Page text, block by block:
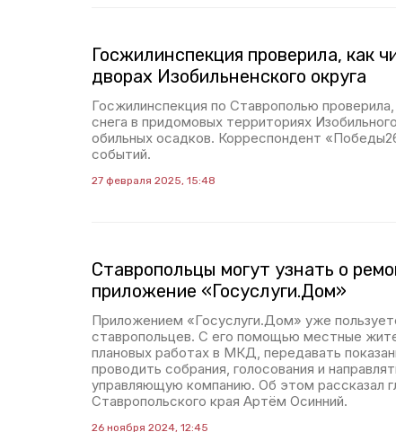
Госжилинспекция проверила, как
дворах Изобильненского округа
Госжилинспекция по Ставрополью
снега в придомовых территориях
обильных осадков. Корреспондент
событий.
27 февраля 2025, 15:48
Ставропольцы могут узнать о
приложение «Госуслуги.Дом»
Приложением «Госуслуги.Дом» уже
ставропольцев. С его помощью местные
плановых работах в МКД, передавать
проводить собрания, голосования и
управляющую компанию. Об этом рассказал
Ставропольского края Артём Осинний.
26 ноября 2024, 12:45